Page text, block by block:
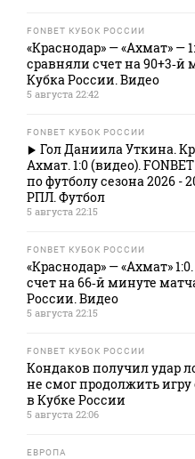
FONBET КУБОК РОССИИ
«Краснодар» — «Ахмат» —
сравняли счет на 90+3‑й
Кубка России. Видео
5 августа 22:42
FONBET КУБОК РОССИИ
Гол Даниила Уткина.
Ахмат. 1:0 (видео).
по футболу сезона 2026 -
РПЛ. Футбол
5 августа 22:15
FONBET КУБОК РОССИИ
«Краснодар» — «Ахмат»
счет на 66‑й минуте
России. Видео
5 августа 22:15
FONBET КУБОК РОССИИ
Кондаков получил удар
не смог продолжить игру
в Кубке России
5 августа 22:06
ЕВРОПА